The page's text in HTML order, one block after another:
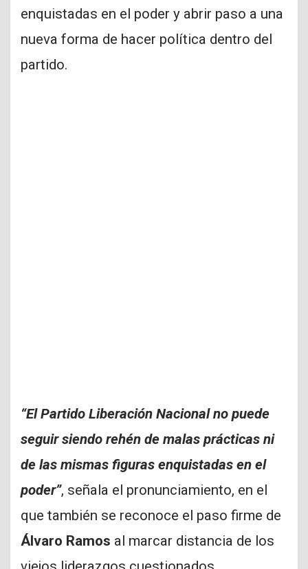
enquistadas en el poder y abrir paso a una
nueva forma de hacer política dentro del
partido.
“El Partido Liberación Nacional no puede
seguir siendo rehén de malas prácticas ni
de las mismas figuras enquistadas en el
poder”, señala el pronunciamiento, en el
que también se reconoce el paso firme de
Álvaro Ramos al marcar distancia de los